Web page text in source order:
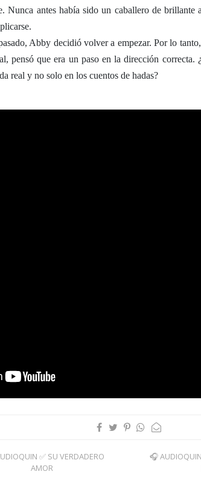
Nunca antes había sido un caballero de
Abby decidió volver a empezar. Por lo
pensó que era un paso en la dirección correcta.
real y no solo en los cuentos de hadas?
✅ SU VERDADERO
AMOR
🎧